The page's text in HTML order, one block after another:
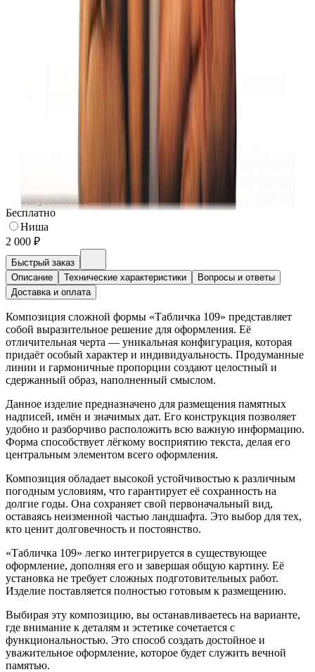
Без установки
Бесплатно
Ниша
2 000 ₽
Быстрый заказ
Описание
Технические характеристики
Вопросы и ответы
Доставка и оплата
Композиция сложной формы «Табличка 109» представляет
собой выразительное решение для оформления. Её
отличительная черта — уникальная конфигурация, которая
придаёт особый характер и индивидуальность. Продуманные
линии и гармоничные пропорции создают целостный и
сдержанный образ, наполненный смыслом.
Данное изделие предназначено для размещения памятных
надписей, имён и значимых дат. Его конструкция позволяет
удобно и разборчиво расположить всю важную информацию.
Форма способствует лёгкому восприятию текста, делая его
центральным элементом всего оформления.
Композиция обладает высокой устойчивостью к различным
погодным условиям, что гарантирует её сохранность на
долгие годы. Она сохраняет свой первоначальный вид,
оставаясь неизменной частью ландшафта. Это выбор для тех,
кто ценит долговечность и постоянство.
«Табличка 109» легко интегрируется в существующее
оформление, дополняя его и завершая общую картину. Её
установка не требует сложных подготовительных работ.
Изделие поставляется полностью готовым к размещению.
Выбирая эту композицию, вы останавливаетесь на варианте,
где внимание к деталям и эстетике сочетается с
функциональностью. Это способ создать достойное и
уважительное оформление, которое будет служить вечной
памятью.